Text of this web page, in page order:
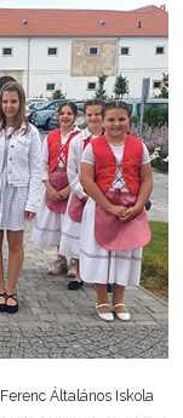
Általános Iskola